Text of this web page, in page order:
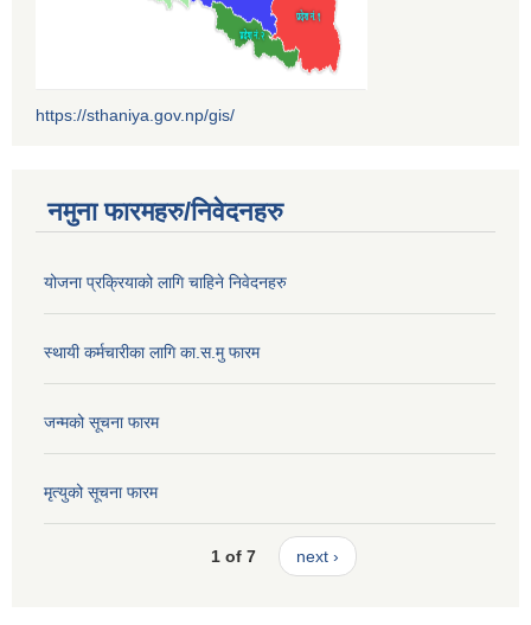
https://sthaniya.gov.np/gis/
नमुना फारमहरु/निवेदनहरु
योजना प्रक्रियाको लागि चाहिने निवेदनहरु
स्थायी कर्मचारीका लागि का.स.मु फारम
जन्मको सूचना फारम
मृत्युको सूचना फारम
1 of 7 next ›